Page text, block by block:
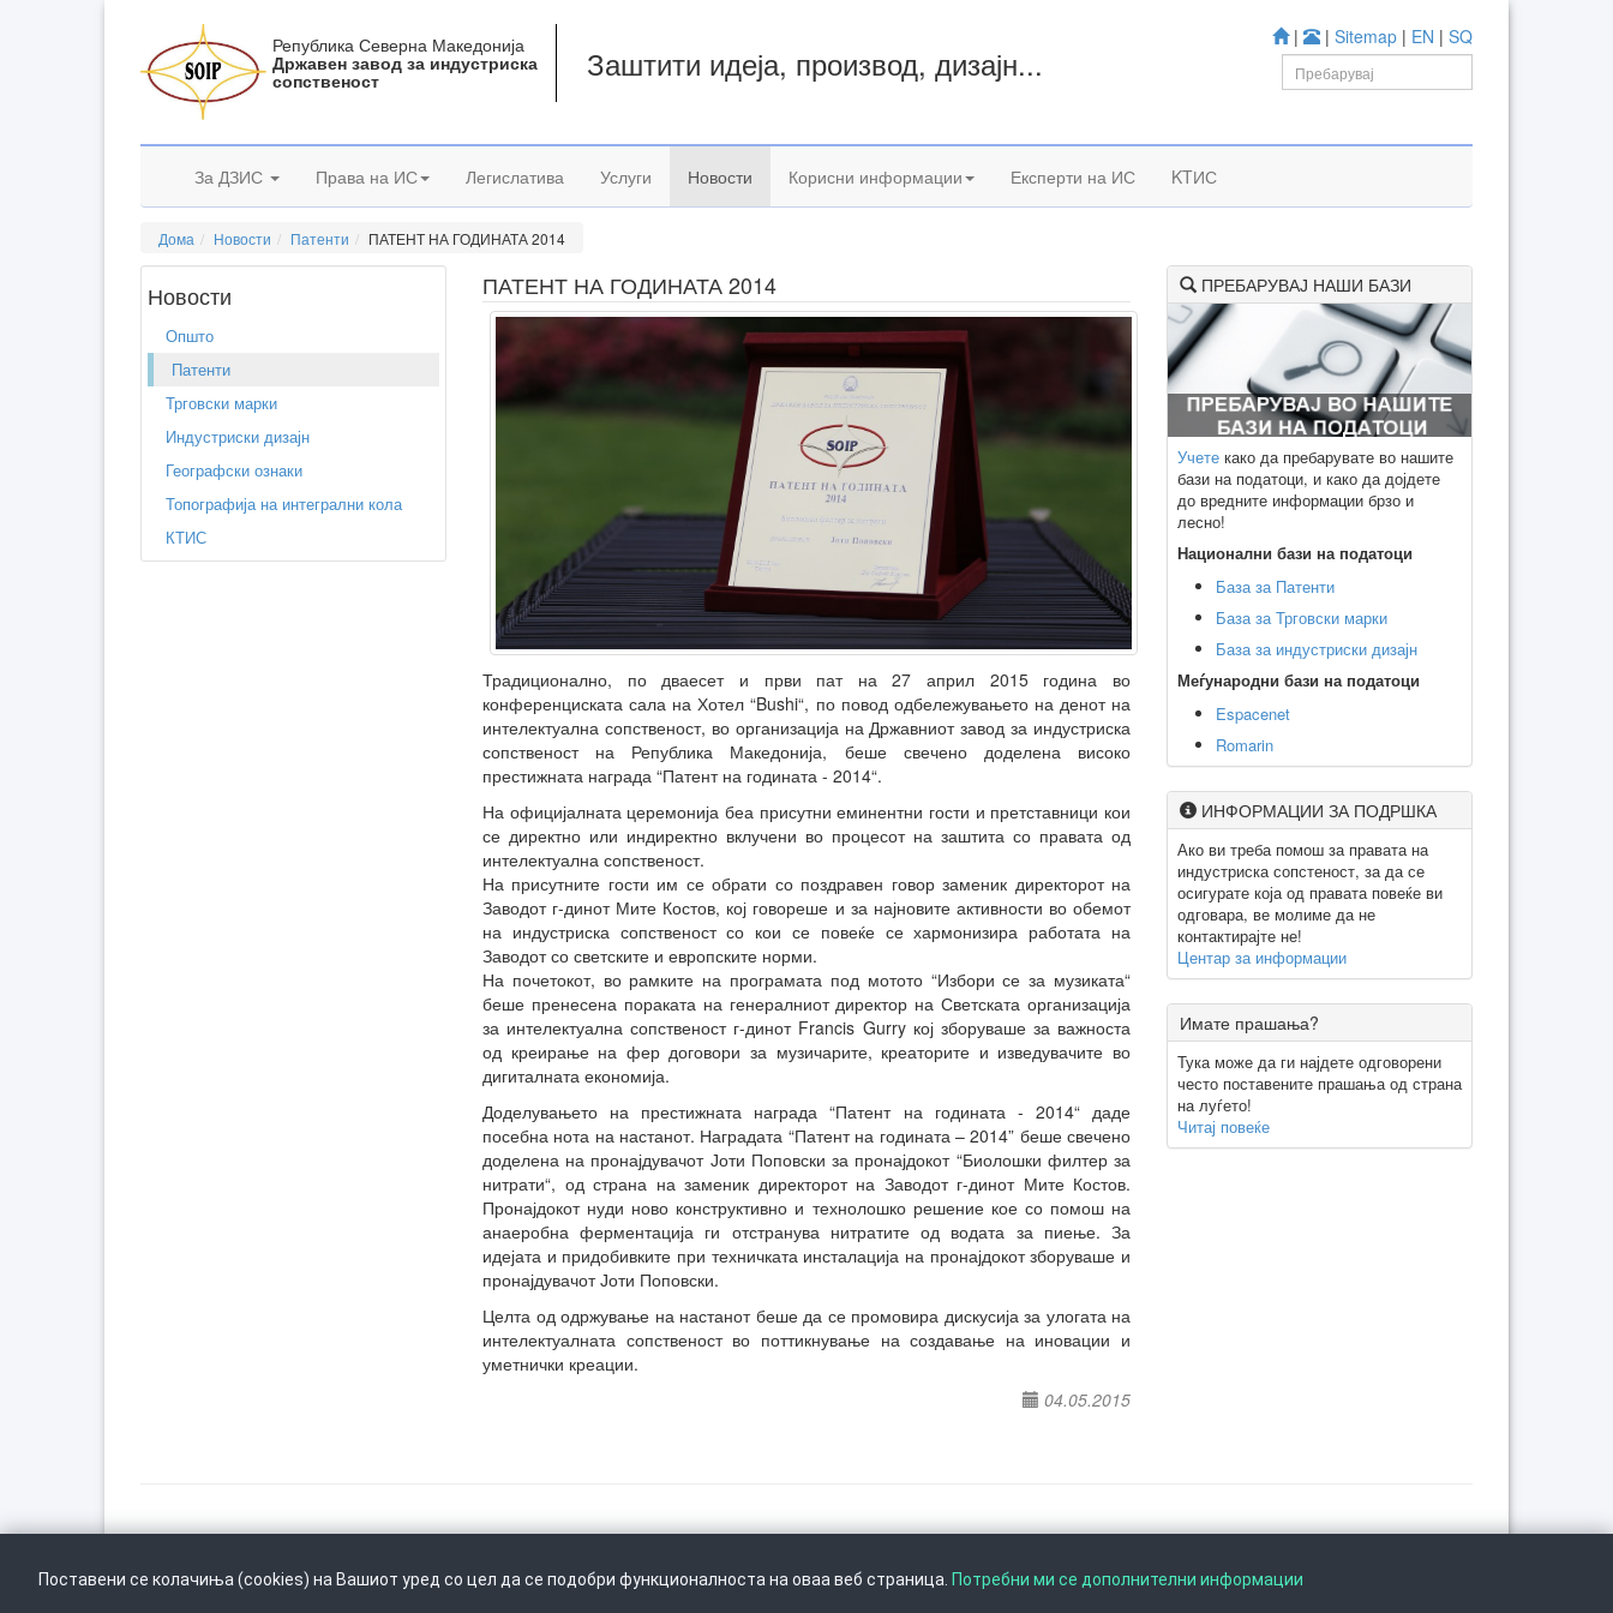
| | Sitemap | EN | SQ
Република Северна Македонија
Државен завод за индустриска
сопственост Заштити идеја, производ, дизајн...
За ДЗИС Права на ИС Легислатива Услуги Новости Корисни информации Експерти на ИС KTИС
Дома Новости Патенти ПАТЕНТ НА ГОДИНАТА 2014
Новости
Општо
Патенти
Трговски марки
Индустриски дизајн
Географски ознаки
Топографија на интегрални кола
КТИС
ПАТЕНТ НА ГОДИНАТА 2014
Традиционално, по дваесет и први пат на 27 април 2015 година во
конференциската сала на Хотел “Bushi“, по повод одбележувањето на денот на
интелектуална сопственост, во организација на Државниот завод за индустриска
сопственост на Република Македонија, беше свечено доделена високо
престижната награда “Патент на годината - 2014“.
На официјалната церемонија беа присутни еминентни гости и претставници кои
се директно или индиректно вклучени во процесот на заштита со правата од
интелектуална сопственост.
На присутните гости им се обрати со поздравен говор заменик директорот на
Заводот г-динот Мите Костов, кој говореше и за најновите активности во обемот
на индустриска сопственост со кои се повеќе се хармонизира работата на
Заводот со светските и европските норми.
На почетокот, во рамките на програмата под мотото “Избори се за музиката“
беше пренесена пораката на генералниот директор на Светската организација
за интелектуална сопственост г-динот Francis Gurry кој зборуваше за важноста
од креирање на фер договори за музичарите, креаторите и изведувачите во
дигиталната економија.
Доделувањето на престижната награда “Патент на годината - 2014“ даде
посебна нота на настанот. Наградата “Патент на годината – 2014” беше свечено
доделена на пронајдувачот Јоти Поповски за пронајдокот “Биолошки филтер за
нитрати“, од страна на заменик директорот на Заводот г-динот Мите Костов.
Пронајдокот нуди ново конструктивно и технолошко решение кое со помош на
анаеробна ферментација ги отстранува нитратите од водата за пиење. За
идејата и придобивките при техничката инсталација на пронајдокот зборуваше и
пронајдувачот Јоти Поповски.
Целта од одржување на настанот беше да се промовира дискусија за улогата на
интелектуалната сопственост во поттикнување на создавање на иновации и
уметнички креации.
04.05.2015
ПРЕБАРУВАЈ НАШИ БАЗИ
Учете како да пребарувате во нашите
бази на податоци, и како да дојдете
до вредните информации брзо и
лесно!
Национални бази на податоци
База за Патенти
База за Трговски марки
База за индустриски дизајн
Меѓународни бази на податоци
Espacenet
Romarin
ИНФОРМАЦИИ ЗА ПОДРШКА
Ако ви треба помош за правата на
индустриска сопстеност, за да се
осигурате која од правата повеќе ви
одговара, ве молиме да не
контактирајте не!
Центар за информации
Имате прашања?
Тука може да ги најдете одговорени
често поставените прашања од страна
на луѓето!
Читај повеќе
Врати се горе
Поставени се колачиња (cookies) на Вашиот уред со цел да се подобри функционалноста на оваа веб страница. Потребни ми се дополнителни информации